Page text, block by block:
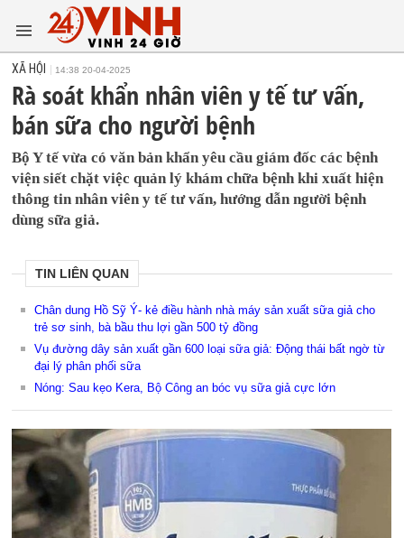
XÃ HỘI 14:38 20-04-2025
Rà soát khẩn nhân viên y tế tư vấn,
bán sữa cho người bệnh
Bộ Y tế vừa có văn bản khẩn yêu cầu giám đốc các bệnh
viện siết chặt việc quản lý khám chữa bệnh khi xuất hiện
thông tin nhân viên y tế tư vấn, hướng dẫn người bệnh
dùng sữa giả.
TIN LIÊN QUAN
Chân dung Hồ Sỹ Ý- kẻ điều hành nhà máy sản xuất sữa giả cho
trẻ sơ sinh, bà bầu thu lợi gần 500 tỷ đồng
Vụ đường dây sản xuất gần 600 loại sữa giả: Động thái bất ngờ từ
đại lý phân phối sữa
Nóng: Sau kẹo Kera, Bộ Công an bóc vụ sữa giả cực lớn